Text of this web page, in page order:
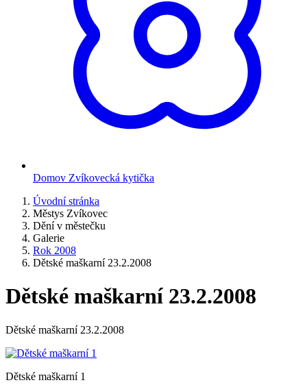
Domov Zvíkovecká kytička
Úvodní stránka
Městys Zvíkovec
Dění v městečku
Galerie
Rok 2008
Dětské maškarní 23.2.2008
Dětské maškarní 23.2.2008
Dětské maškarní 23.2.2008
Dětské maškarní 1